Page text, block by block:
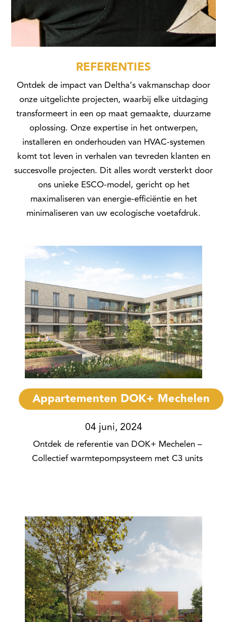
REFERENTIES
Ontdek de impact van Deltha’s vakmanschap door
onze uitgelichte projecten, waarbij elke uitdaging
transformeert in een op maat gemaakte, duurzame
oplossing. Onze expertise in het ontwerpen,
installeren en onderhouden van HVAC-systemen
komt tot leven in verhalen van tevreden klanten en
succesvolle projecten. Dit alles wordt versterkt door
ons unieke ESCO-model, gericht op het
maximaliseren van energie-efficiëntie en het
minimaliseren van uw ecologische voetafdruk.
Appartementen DOK+ Mechelen
04 juni, 2024
Ontdek de referentie van DOK+ Mechelen –
Collectief warmtepompsysteem met C3 units